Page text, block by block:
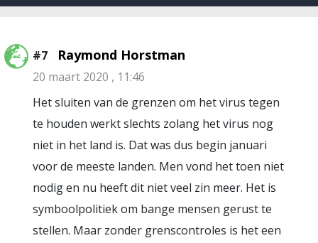
#7 Raymond Horstman
20 maart 2020 , 11:46
Het sluiten van de grenzen om het virus tegen
te houden werkt slechts zolang het virus nog
niet in het land is. Dat was dus begin januari
voor de meeste landen. Men vond het toen niet
nodig en nu heeft dit niet veel zin meer. Het is
symboolpolitiek om bange mensen gerust te
stellen. Maar zonder grenscontroles is het een